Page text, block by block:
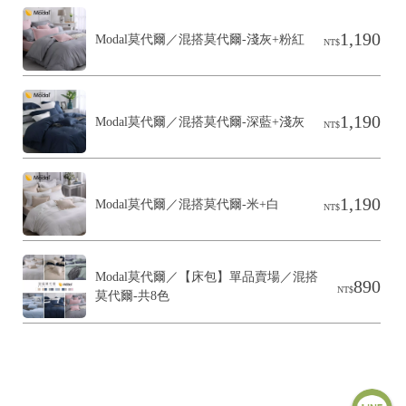
NT$1,190
Modal莫代爾／混搭莫代爾-淺灰+粉紅
NT$1,190
Modal莫代爾／混搭莫代爾-深藍+淺灰
NT$1,190
Modal莫代爾／混搭莫代爾-米+白
NT$890
Modal莫代爾／【床包】單品賣場／混搭
莫代爾-共8色